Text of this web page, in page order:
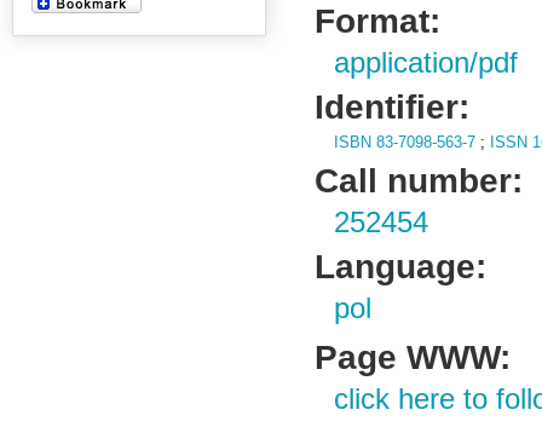
Format:
application/pdf
Identifier:
ISBN 83-7098-563-7 ; ISSN
Call number:
252454
Language:
pol
Page WWW:
click here to